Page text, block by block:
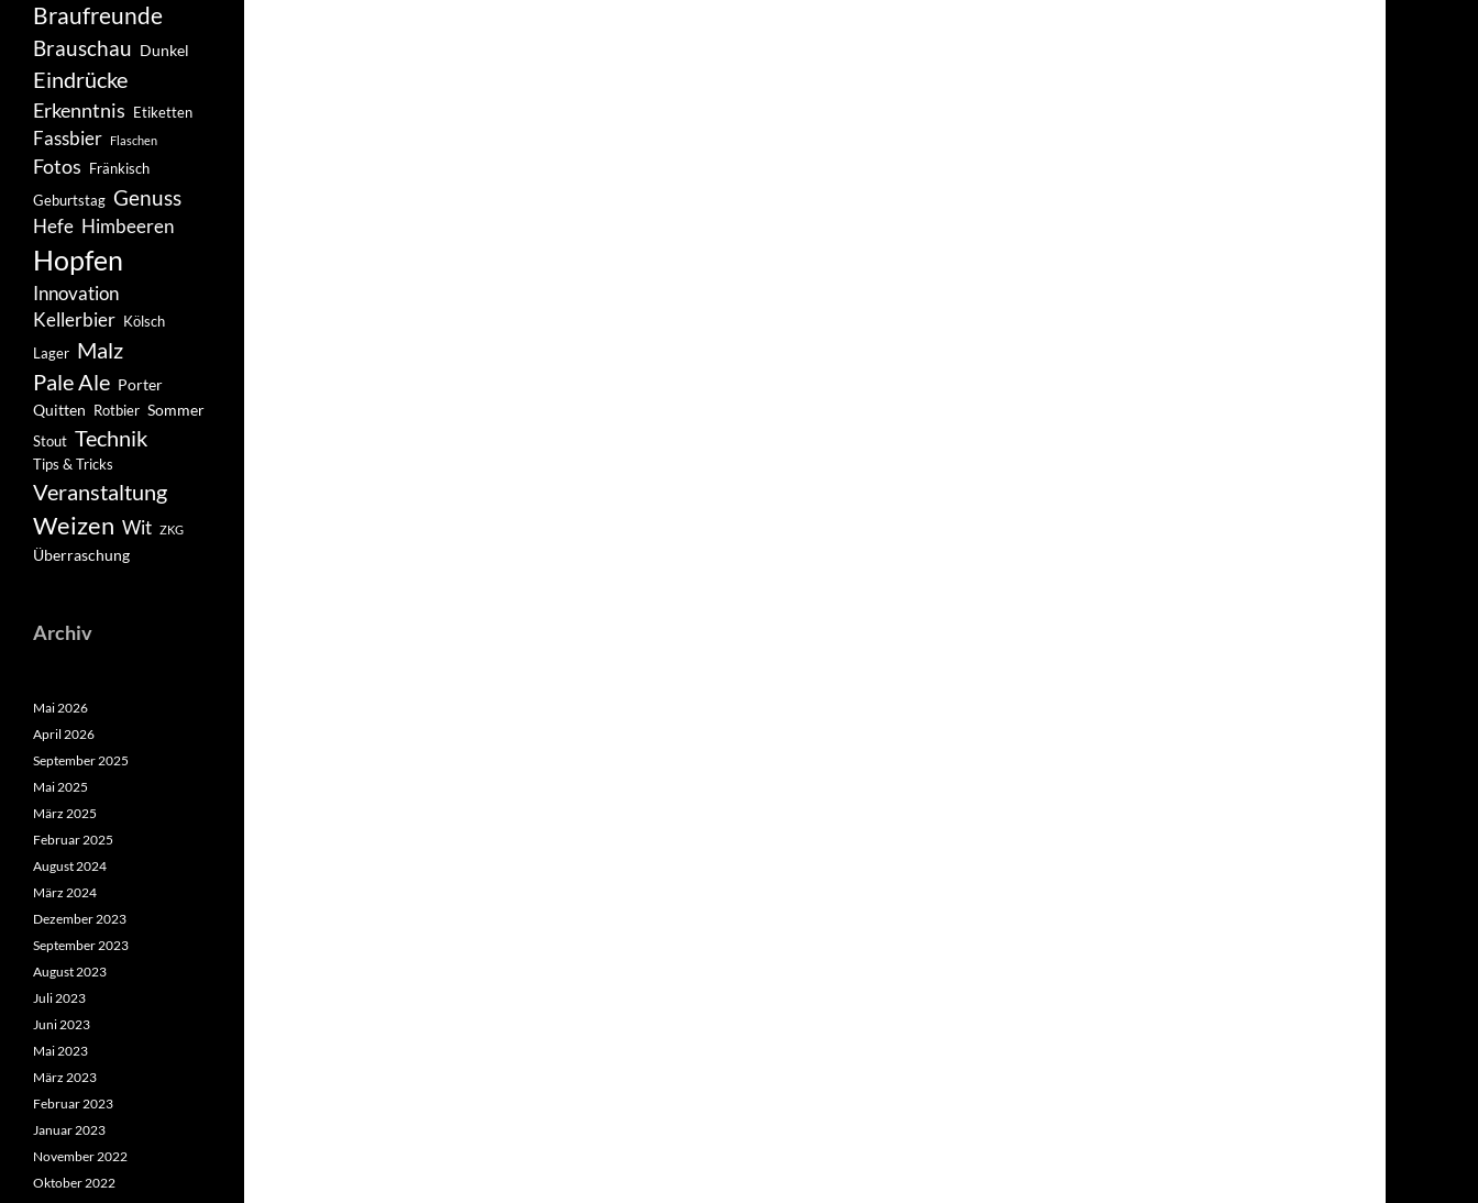
Braufreunde
Brauschau Dunkel
Eindrücke
Erkenntnis Etiketten
Fassbier Flaschen
Fotos Fränkisch
Geburtstag Genuss
Hefe Himbeeren
Hopfen
Innovation
Kellerbier Kölsch
Lager Malz
Pale Ale Porter
Quitten Rotbier Sommer
Stout Technik
Tips & Tricks
Veranstaltung
Weizen Wit ZKG
Überraschung
Archiv
Mai 2026
April 2026
September 2025
Mai 2025
März 2025
Februar 2025
August 2024
März 2024
Dezember 2023
September 2023
August 2023
Juli 2023
Juni 2023
Mai 2023
März 2023
Februar 2023
Januar 2023
November 2022
Oktober 2022